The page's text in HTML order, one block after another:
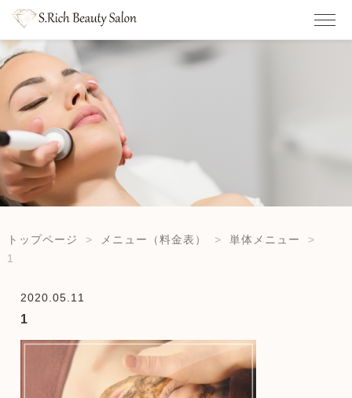
トップページ メニュー（料金表）
単体メニュー
1
2020.05.11
1